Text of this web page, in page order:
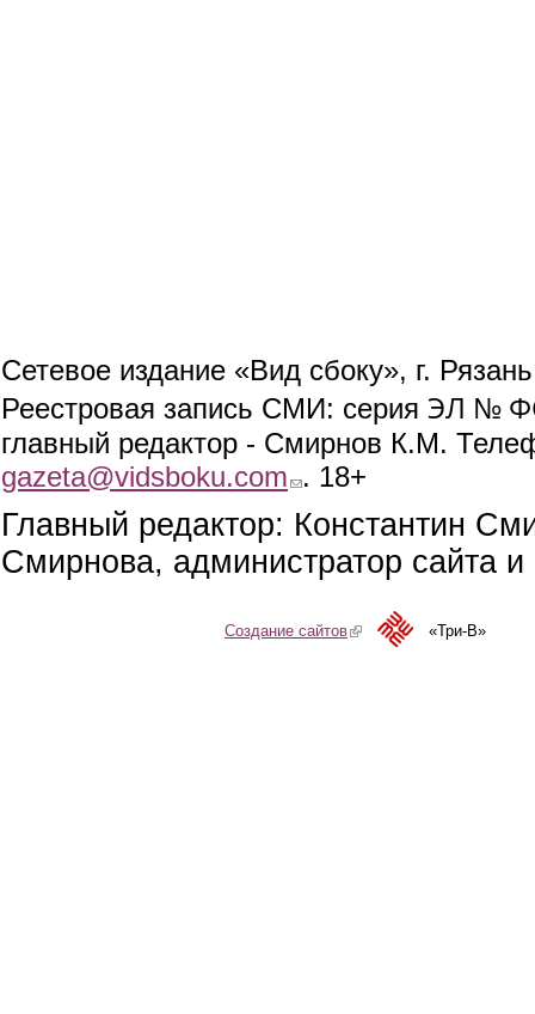
Сетевое издание «Вид сбоку», г.
Реестровая запись СМИ: серия ЭЛ №
главный редактор - Смирнов К.М.
gazeta@vidsboku.com (link sends e-mail)
. 18+
Главный редактор: Константин
Смирнова, администратор сайта
Создание сайтов(link is external)«Три-В»